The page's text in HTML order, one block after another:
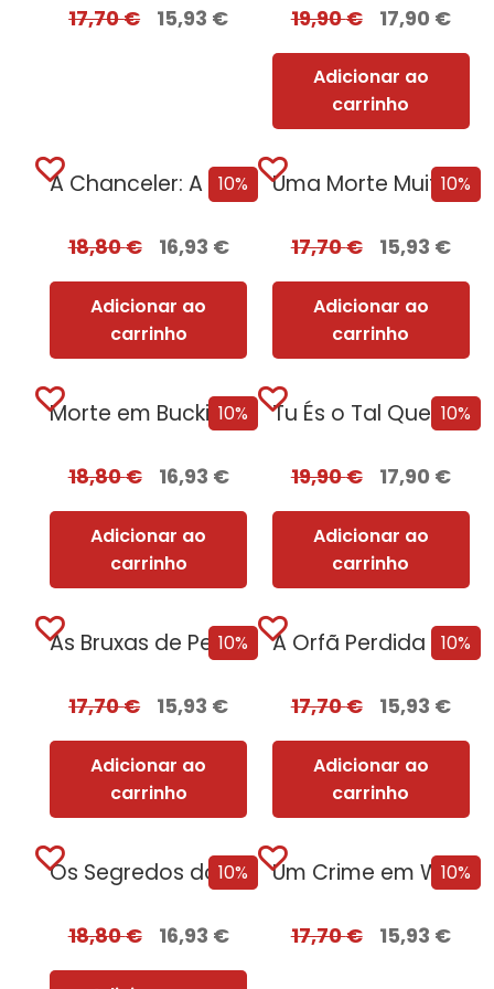
17,70€ 15,93 € 19,90€ 17,90 €
Adicionar ao
carrinho
10%
A Chanceler: A Notável Odisseia de Angela Merkel [Edição Autografada]
18,80€ 16,93 €
Adicionar ao
carrinho
10%
Uma Morte Muito Real [Edição Autografada]
17,70€ 15,93 €
Adicionar ao
carrinho
10%
Morte em Buckingham [Edição Autografada]
18,80€ 16,93 €
Adicionar ao
carrinho
10%
Tu És o Tal Que Eu Não Quero [Edição Autografada]
19,90€ 17,90 €
Adicionar ao
carrinho
10%
As Bruxas de Pendle [Edição Autografada]
17,70€ 15,93 €
Adicionar ao
carrinho
10%
A Orfã Perdida [Edição Autografada]
17,70€ 15,93 €
Adicionar ao
carrinho
10%
Os Segredos do Profiling [Edição Autografada]
18,80€ 16,93 €
10%
Um Crime em Windsor [Edição Autografada]
17,70€ 15,93 €